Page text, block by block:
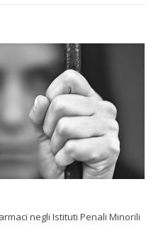
negli Istituti Penali Minorili